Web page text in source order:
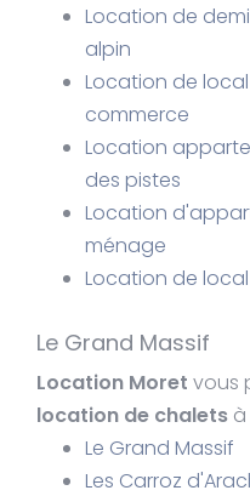
Location de
alpin
Location de
commerce
Location
des pistes
Location
ménage
Location de
Le Grand Massif
Location Moret vous
location de chalets
Le Grand Massif
Les Carroz